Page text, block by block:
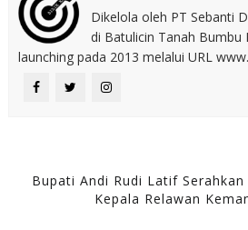
Dikelola oleh PT Sebanti
di Batulicin Tanah Bumbu
launching pada 2013 melalui URL
Bupati Andi Rudi Latif
Kepala Relawan